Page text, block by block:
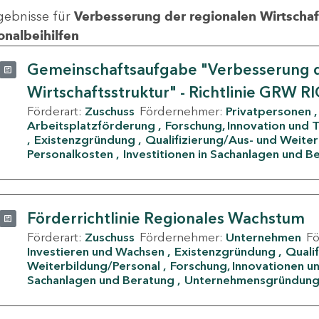
für Verbesserung der regionalen
Gemeinschaftsaufgabe "Verbesserung
Wirtschaftsstruktur" - Richtlinie GRW
Förderart: Zuschuss Fördernehmer: Privatpersonen
Arbeitsplatzförderung
Forschung, Innovation und
Existenzgründung
Qualifizierung/Aus- und
Personalkosten
Investitionen in Sachanlagen und
Förderrichtlinie Regionales Wachstum
Förderart: Zuschuss Fördernehmer: Unternehmen
Investieren und Wachsen
Existenzgründung
Weiterbildung/Personal
Forschung, Innovationen
Sachanlagen und Beratung
Unternehmensgründung